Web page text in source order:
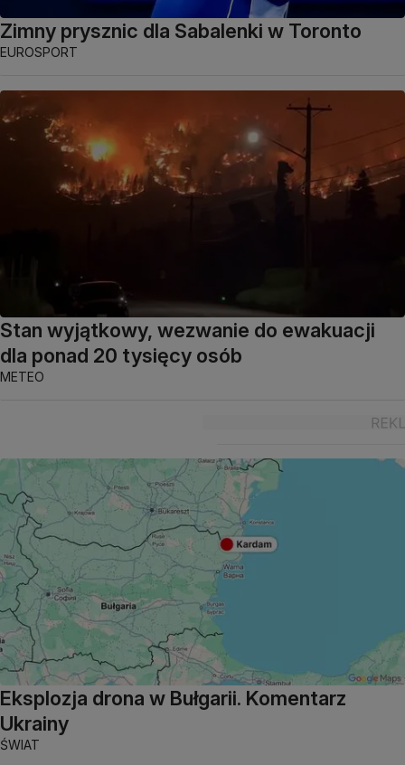
Zimny prysznic dla Sabalenki w Toronto
EUROSPORT
Stan wyjątkowy, wezwanie do ewakuacji
dla ponad 20 tysięcy osób
METEO
Eksplozja drona w Bułgarii. Komentarz
Ukrainy
ŚWIAT